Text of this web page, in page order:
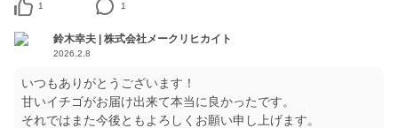
1 1
鈴木幸夫 | 株式会社メークリヒカイト
2026.2.8
いつもありがとうございます！
甘いイチゴがお届け出来て本当に良かったです。
それではまた今後ともよろしくお願い申し上げます。